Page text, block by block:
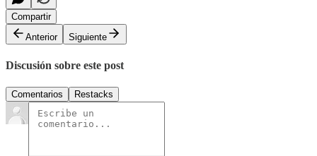
Compartir
Anterior
Siguiente
Discusión sobre este post
Comentarios Restacks